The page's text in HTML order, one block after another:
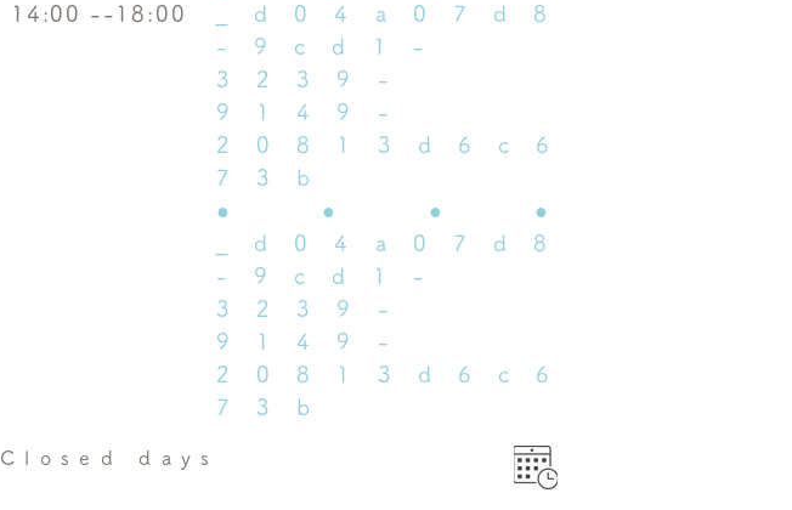
14:00 --18:00
_d04a07d8
-9cd1-
3239-
9149-
20813d6c6
73b
● ​ ● ​ ● ​ ●
_d04a07d8
-9cd1-
3239-
9149-
20813d6c6
73b
Closed days